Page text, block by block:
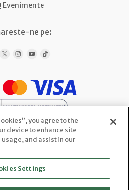
Evenimente
ne pe:
AGENCY SRL
Com.: J2025066800003
Ploscaru 29 Cod 117716,
you agree to the
device to enhance site
and assist in our
Settings